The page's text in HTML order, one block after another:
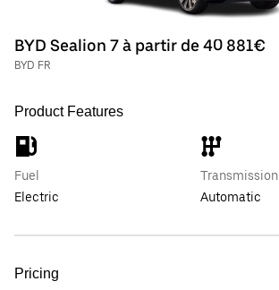
BYD Sealion 7 à partir de 40 881€
BYD FR
Product Features
Fuel
Electric
Transmission
Automatic
Pricing